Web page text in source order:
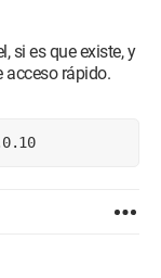
si es que existe, y
acceso rápido.